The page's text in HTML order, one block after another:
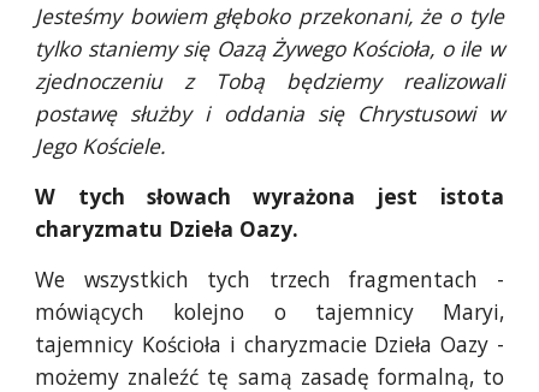
Jesteśmy bowiem głęboko przekonani, że o tyle
tylko staniemy się Oazą Żywego Kościoła, o ile w
zjednoczeniu z Tobą będziemy realizowali
postawę służby i oddania się Chrystusowi w
Jego Kościele.
W tych słowach wyrażona jest istota
charyzmatu Dzieła Oazy.
We wszystkich tych trzech fragmentach -
mówiących kolejno o tajemnicy Maryi,
tajemnicy Kościoła i charyzmacie Dzieła Oazy -
możemy znaleźć tę samą zasadę formalną, to